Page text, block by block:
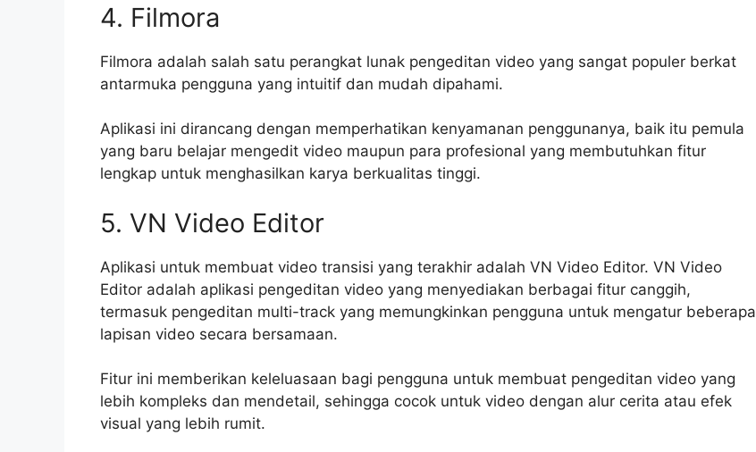
4. Filmora
Filmora adalah salah satu perangkat lunak pengeditan video yang sangat populer berkat
antarmuka pengguna yang intuitif dan mudah dipahami.
Aplikasi ini dirancang dengan memperhatikan kenyamanan penggunanya, baik itu pemula
yang baru belajar mengedit video maupun para profesional yang membutuhkan fitur
lengkap untuk menghasilkan karya berkualitas tinggi.
5. VN Video Editor
Aplikasi untuk membuat video transisi yang terakhir adalah VN Video Editor. VN Video
Editor adalah aplikasi pengeditan video yang menyediakan berbagai fitur canggih,
termasuk pengeditan multi-track yang memungkinkan pengguna untuk mengatur beberapa
lapisan video secara bersamaan.
Fitur ini memberikan keleluasaan bagi pengguna untuk membuat pengeditan video yang
lebih kompleks dan mendetail, sehingga cocok untuk video dengan alur cerita atau efek
visual yang lebih rumit.